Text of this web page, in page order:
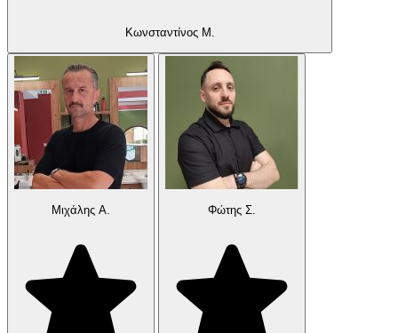
Κωνσταντίνος Μ.
Μιχάλης Α. Φώτης Σ.